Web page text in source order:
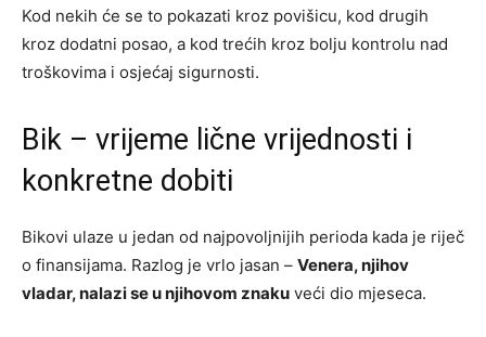
Kod nekih će se to pokazati kroz povišicu, kod drugih
kroz dodatni posao, a kod trećih kroz bolju kontrolu nad
troškovima i osjećaj sigurnosti.
Bik – vrijeme lične vrijednosti i
konkretne dobiti
Bikovi ulaze u jedan od najpovoljnijih perioda kada je riječ
o finansijama. Razlog je vrlo jasan – Venera, njihov
vladar, nalazi se u njihovom znaku veći dio mjeseca.